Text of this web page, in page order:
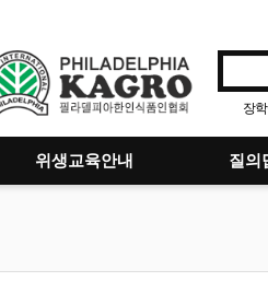
장
위생교육안내 질의